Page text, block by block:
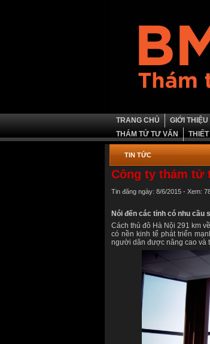
TRANG CHỦ GIỚI THIỆU
THÁM TỬ TƯ VẤN
TIN TỨC
Công ty thám tử
Tin đăng ngày: 8/6/2015 - Xem:
Nói đến các tỉnh có nhu
Cách thủ đô Hà Nội 291 km
có nền kinh tế phát triển
người dân được nâng cao và